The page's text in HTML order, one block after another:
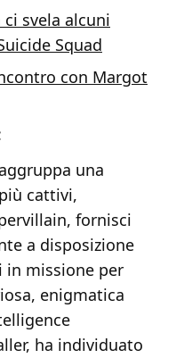
svela alcuni
Squad
con Margot
una
cattivi,
fornisci
a disposizione
in missione per
enigmatica
ha individuato